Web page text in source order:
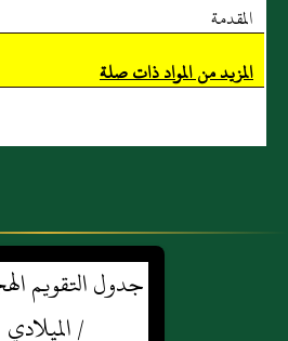
المقدمة
المزيد من المواد ذات صلة